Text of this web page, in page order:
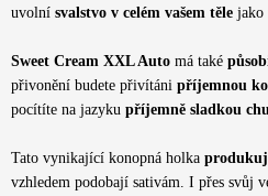
uvolní svalstvo v celém vašem těle jako
Sweet Cream XXL Auto má také
přivonění budete přivítáni příjemnou
pocítíte na jazyku příjemně sladkou
Tato vynikající konopná holka
vzhledem podobají sativám. I přes svůj